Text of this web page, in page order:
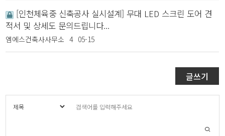
[인천체육중 신축공사 실시설계] 무대 LED 스크린 도어 견
적서 및 상세도 문의드립니다...
엠에스건축사사무소 4 05-15
글쓰기